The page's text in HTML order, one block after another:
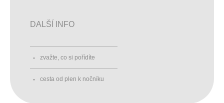
DALŠÍ INFO
zvažte, co si pořídíte
cesta od plen k nočníku